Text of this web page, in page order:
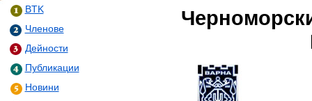
BTK
Членове
Дейности
Публикации
Новини